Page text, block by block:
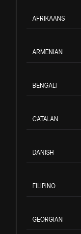
AFRIKAANS
ARMENIAN
BENGALI
CATALAN
DANISH
FILIPINO
GEORGIAN